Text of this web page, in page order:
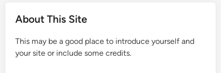
About This Site
This may be a good place to introduce yourself and
your site or include some credits.